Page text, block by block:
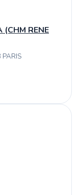
(CHM RENE
PARIS